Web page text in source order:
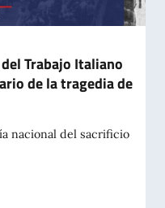
Trabajo Italiano
de la tragedia de
nacional del sacrificio